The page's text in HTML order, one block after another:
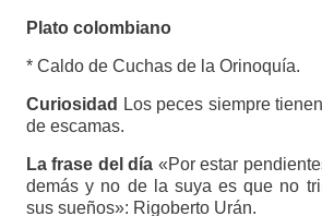
Plato colombiano
* Caldo de Cuchas de la Orinoquía.
Curiosidad
Los peces siempre
de escamas.
La frase del día «Por estar
demás y no de la suya es que no
sus sueños»: Rigoberto Urán.